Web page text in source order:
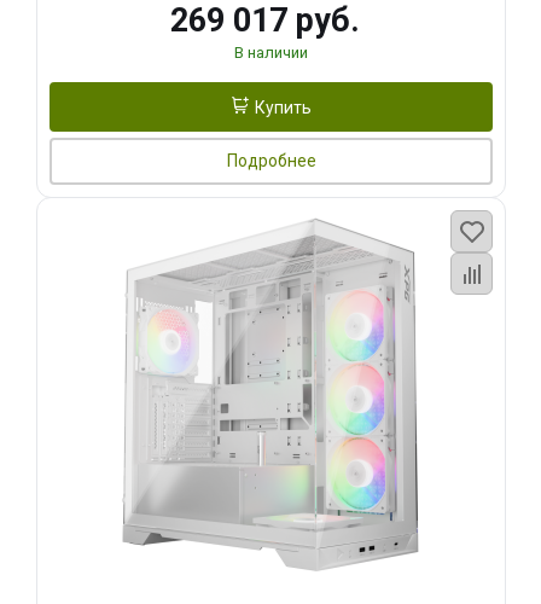
269 017 руб.
В наличии
Купить
Подробнее